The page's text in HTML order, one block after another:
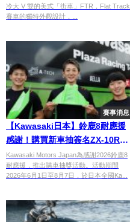
冷大 V 雙的美式「街車」FTR，Flat Track
賽車的獨特外觀設計，...
賽事消息
【Kawasaki日本】鈴鹿8耐應援
感謝！購買新車抽簽名ZX-10R定
風翼片、後側整流罩等零件×車手
岩戶亮介等3人親筆簽名
Kawasaki Motors Japan為感謝2026鈴鹿8
耐應援，推出購車抽獎活動。活動期間
2026年6月1日至8月7日，於日本全國Ka...